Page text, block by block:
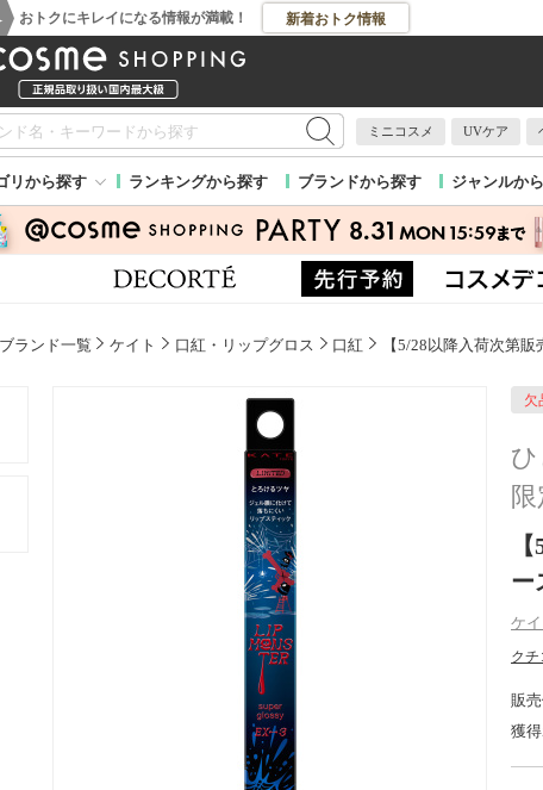
おトクにキレイになる情報が満載！ 新着おトク情報
ミニコスメ UVケア
リから探す ランキングから探す ブランドから探す ジャンルか
ブランド一覧 ケイト 口紅・リップグロス 口紅 【5/28以降入荷次第
欠
ー
ケ
クチ
販
獲